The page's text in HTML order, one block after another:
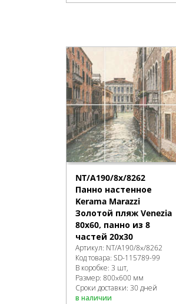
NT/A190/8x/8262
Панно настенное
Kerama Marazzi
Золотой пляж Venezia
80х60, панно из 8
частей 20х30
Артикул: NT/A190/8x/8262
Код товара: SD-115789-99
В коробке: 3 шт,
Размер: 800x600 мм
Сроки доставки: 30 дней
в наличии